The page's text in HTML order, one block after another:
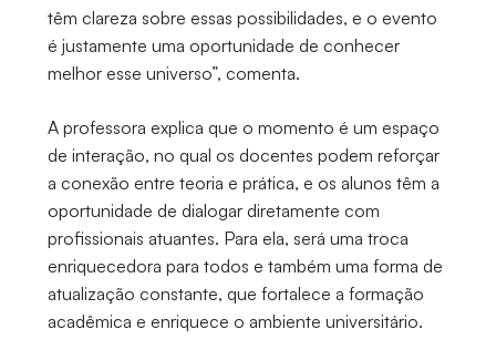
têm clareza sobre essas possibilidades, e o evento
é justamente uma oportunidade de conhecer
melhor esse universo”, comenta.
A professora explica que o momento é um espaço
de interação, no qual os docentes podem reforçar
a conexão entre teoria e prática, e os alunos têm a
oportunidade de dialogar diretamente com
profissionais atuantes. Para ela, será uma troca
enriquecedora para todos e também uma forma de
atualização constante, que fortalece a formação
acadêmica e enriquece o ambiente universitário.